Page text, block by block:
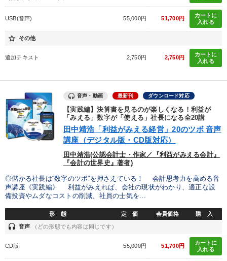
USB(音声) 55,000円 51,700円
カートに
入れる
star_border その他
追加テキスト 2,750円 2,750円
カートに
入れる
音声・動画 最新刊 ダウンロード対応
【実践編】決算書を見るのが楽しくなる！利益が
「みえる」数字が「使える」社長になる全20講
田中靖浩「利益がみえる経営」20のツボ 音声
講座（デジタル版・CD版対応）
田中靖浩(公認会計士・作家／『利益がみえる会計』
『会計の世界史』著者)
◎儲かる社長は“数字のツボ”を押さえている！ 会計思考力を高める音
声講座《実践編》 利益がみえれば、会社の現状がわかり、適正な設
備投資やムダなコストの削減、社員の士気を...
形 態 定 価 会員価格 購 入
headset 音声 （どの形態でも内容は同じです）
CD版 55,000円 51,700円
カートに
入れる